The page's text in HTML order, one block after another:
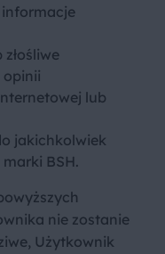
opinii
lub
jakichkolwiek
BSH.
nie zostanie
Użytkownik